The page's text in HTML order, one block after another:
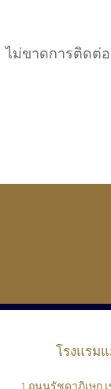
ไม่ขาดการติดต่
โรงแรม